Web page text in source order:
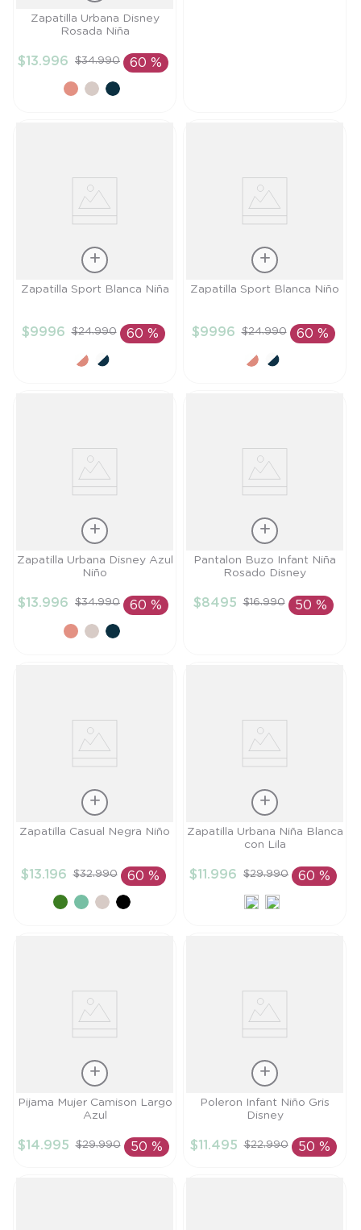
Talla
AÑADIR AL
CARRITO
Zapatilla Urbana Disney
Rosada Niña
$13.996 $34.990 60 %
Talla
AÑADIR AL
CARRITO
Zapatilla Sport Blanca Niña
$9996 $24.990 60 %
Talla
AÑADIR AL
CARRITO
Zapatilla Sport Blanca Niño
$9996 $24.990 60 %
Talla
AÑADIR AL
CARRITO
Zapatilla Urbana Disney Azul
Niño
$13.996 $34.990 60 %
Talla
AÑADIR AL
Pantalon Buzo Infant Niña
Rosado Disney
$8495 $16.990 50 %
Talla
AÑADIR AL
CARRITO
Zapatilla Casual Negra Niño
$13.196 $32.990 60 %
Talla
AÑADIR AL
CARRITO
Zapatilla Urbana Niña Blanca
con Lila
$11 .996 $29.990 60 %
Talla
AÑADIR AL
Pijama Mujer Camison Largo
Azul
$14.995 $29.990 50 %
Talla
AÑADIR AL
Poleron Infant Niño Gris
Disney
$11 .495 $22.990 50 %